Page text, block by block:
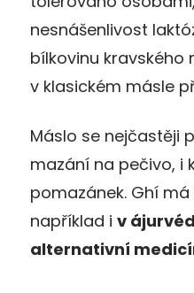
nesnášenlivost
bílkovinu kravského
v klasickém másle
Máslo se nejčastěji
mazání na pečivo, i
pomazánek. Ghí
například i v
alternativní